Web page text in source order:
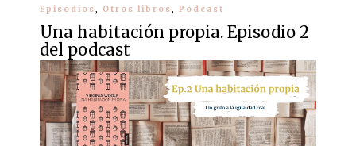
Episodios, Otros libros, Podcast
Una habitación propia. Episodio 2
del podcast